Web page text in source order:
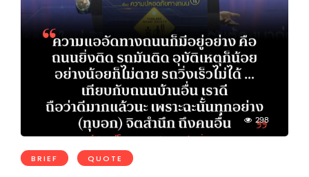
298
BRIEF QUOTE